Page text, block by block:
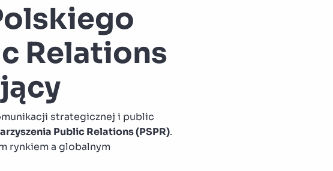
Relations
strategicznej i public
Public Relations (PSPR).
rynkiem a globalnym